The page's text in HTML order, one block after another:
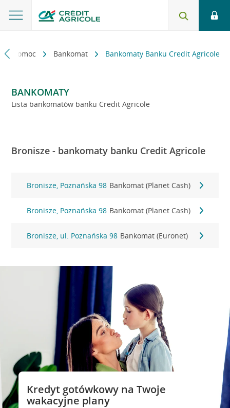
i pomoc Bankomat Bankomaty Banku Credit Agricole
BANKOMATY
Lista bankomatów banku Credit Agricole
Bronisze - bankomaty banku Credit Agricole
Bronisze, Poznańska 98 Bankomat (Planet Cash)
Bronisze, Poznańska 98 Bankomat (Planet Cash)
Bronisze, ul. Poznańska 98 Bankomat (Euronet)
Kredyt gotówkowy na Twoje
wakacyjne plany